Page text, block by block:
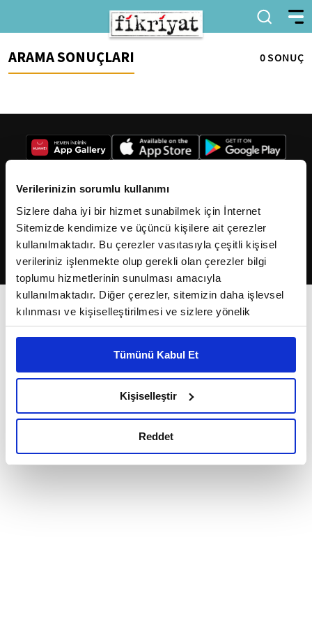
Verilerinizin sorumlu kullanımı
Sizlere daha iyi bir hizmet sunabilmek için İnternet
Sitemizde kendimize ve üçüncü kişilere ait çerezler
kullanılmaktadır. Bu çerezler vasıtasıyla çeşitli kişisel
verileriniz işlenmekte olup gerekli olan çerezler bilgi
toplumu hizmetlerinin sunulması amacıyla
kullanılmaktadır. Diğer çerezler, sitemizin daha işlevsel
kılınması ve kişiselleştirilmesi ve sizlere yönelik
reklam/pazarlama faaliyetlerinin yapılması, amaçlarıyla
Çerezlere ilişkin tercihlerinizi çerez paneli vasıtasıyla
belirleyebilirsiniz. Çerezlere ilişkin detaylı bilgi için
Ayarlar butonuna tıklayabilir,Çerez Bilgilendirme
Metnimizi ziyaret edebilirsiniz.
okumak ve sitemizi ziyaretiniz kapsamında
Tümünü Kabul Et
Kişiselleştir
Reddet
ARAMA SONUÇLARI 0 SONUÇ
2026Fikriyat. Tüm hakları saklıdır.